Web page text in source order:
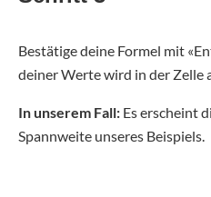
Bestätige deine Formel mit
deiner Werte wird in der Zelle
In unserem Fall: Es erscheint
Spannweite unseres Beispiels.